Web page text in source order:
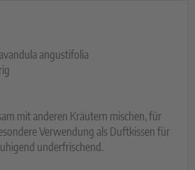
angustifolia
mit anderen Kräutern mischen, für
Verwendung als Duftkissen für
underfrischend.